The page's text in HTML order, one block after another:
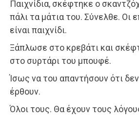
Παιχνίδια, σκέφτηκε ο
πάλι τα μάτια του. Σύνελθε. Οι
είναι παιχνίδι.
Ξάπλωσε στο κρεβάτι και
στο συρτάρι του μπουφέ.
Ίσως να του απαντήσουν ότι
έρθουν.
Όλοι τους. Θα έχουν τους